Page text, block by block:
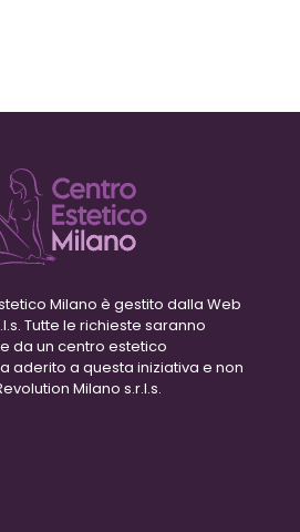
Milano è gestito dalla Web
Tutte le richieste saranno
da un centro estetico
aderito a questa iniziativa e non
Milano s.r.l.s.